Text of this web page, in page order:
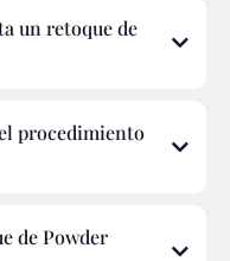
un retoque de
procedimiento
de Powder